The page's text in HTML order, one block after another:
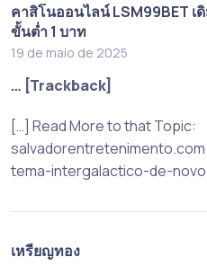
คาสิโนออนไลน์ LSM99BET เ
ขั้นต่ำ 1 บาท
19 de maio de 2025
… [Trackback]
[…] Read More to that Topic:
tema-intergalactico-de-
เหรียญทอง